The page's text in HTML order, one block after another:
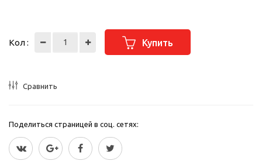
Кол : Купить
Сравнить
Поделиться страницей в соц. сетях: